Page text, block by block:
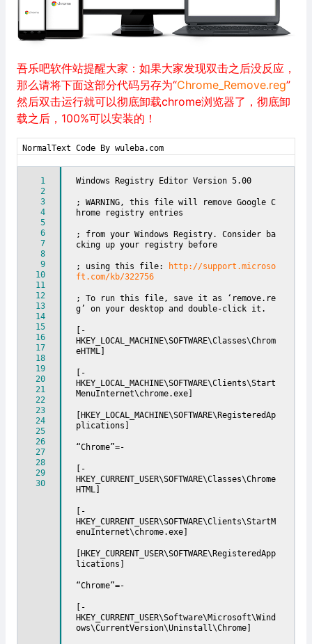
吾乐吧软件站提醒大家：如果大家发现双击之后没反应，
那么请将下面这部分代码另存为“Chrome_Remove.reg”
然后双击运行就可以彻底卸载chrome浏览器了，彻底卸
载之后，100%可以安装的！
NormalText Code By wuleba.com
1
2
3
4
5
6
7
8
9
10
11
12
13
14
15
16
17
18
19
20
21
22
23
24
25
26
27
28
29
30
Windows Registry Editor Version 5.00
; WARNING, this file will remove Google C
hrome registry entries
; from your Windows Registry. Consider ba
cking up your registry before
; using this file:
http://support.microso
ft.com/kb/322756
; To run this file, save it as ‘remove.re
g’ on your desktop and double-click it.
[-
HKEY_LOCAL_MACHINE\SOFTWARE\Classes\Chrom
eHTML]
[-
HKEY_LOCAL_MACHINE\SOFTWARE\Clients\Start
MenuInternet\chrome.exe]
[HKEY_LOCAL_MACHINE\SOFTWARE\RegisteredAp
plications]
“Chrome”=-
[-
HKEY_CURRENT_USER\SOFTWARE\Classes\Chrome
HTML]
[-
HKEY_CURRENT_USER\SOFTWARE\Clients\StartM
enuInternet\chrome.exe]
[HKEY_CURRENT_USER\SOFTWARE\RegisteredApp
lications]
“Chrome”=-
[-
HKEY_CURRENT_USER\Software\Microsoft\Wind
ows\CurrentVersion\Uninstall\Chrome]